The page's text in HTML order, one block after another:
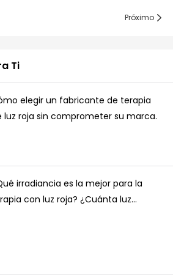
Próximo
Ti
elegir un fabricante de terapia
luz roja sin comprometer su marca.
irradiancia es la mejor para la
con luz roja? ¿Cuánta luz